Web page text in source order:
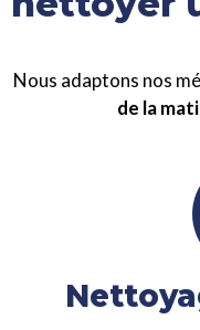
Nous adaptons nos
de la